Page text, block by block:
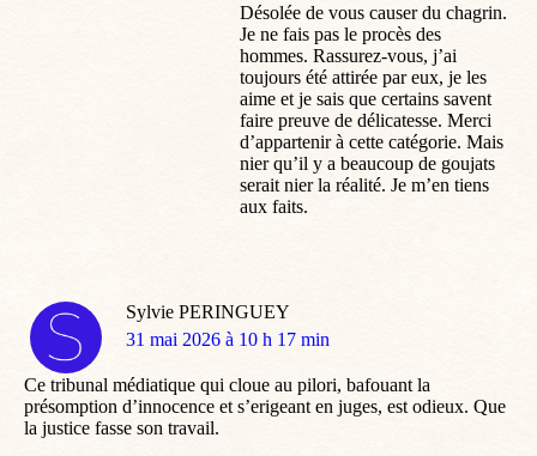
Désolée de vous causer du chagrin.
Je ne fais pas le procès des
hommes. Rassurez-vous, j’ai
toujours été attirée par eux, je les
aime et je sais que certains savent
faire preuve de délicatesse. Merci
d’appartenir à cette catégorie. Mais
nier qu’il y a beaucoup de goujats
serait nier la réalité. Je m’en tiens
aux faits.
Sylvie PERINGUEY
dit
31 mai 2026 à 10 h 17 min
Ce tribunal médiatique qui cloue au pilori, bafouant la
présomption d’innocence et s’erigeant en juges, est odieux. Que
la justice fasse son travail.